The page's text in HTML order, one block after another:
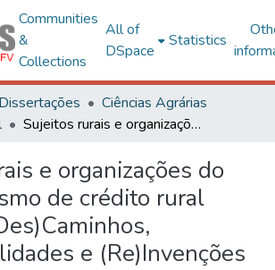
Communities
&
Collections
All of
DSpace
Statistics
Ciências Agrárias
Sujeitos rurais e organizações do cooperativismo de crédito rural solidário: (Des)Caminhos, (Im)Possibilidades e (Re)Invenções
e organizações do
de crédito rural
e (Re)Invenções